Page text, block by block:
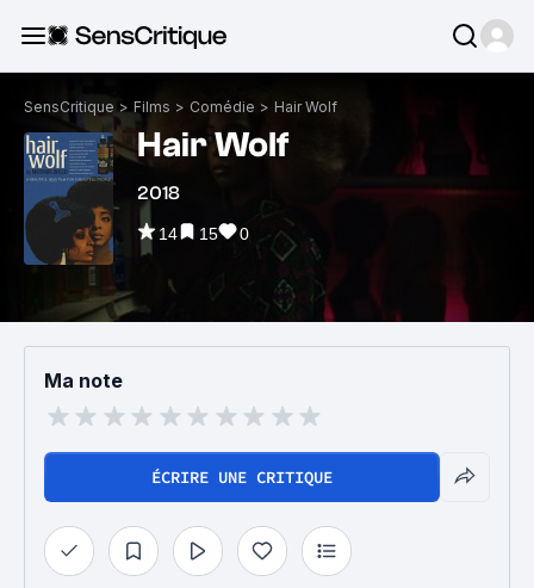
SensCritique > Films > Comédie > Hair Wolf
Hair Wolf
2018
14 15 0
Ma note
ÉCRIRE UNE CRITIQUE